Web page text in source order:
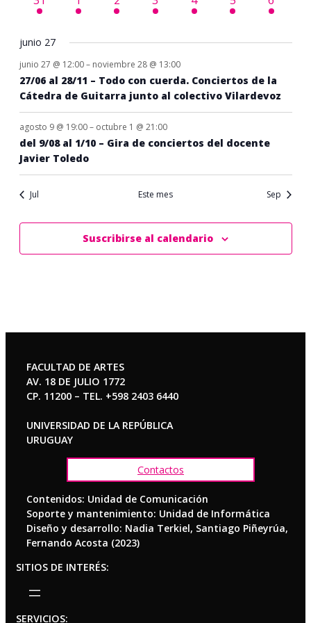
eventos eventoseventoseventoseventoseventoseventos
junio 27
junio 27 @ 12:00– noviembre 28 @ 13:00
27/06 al 28/11 – Todo con cuerda. Conciertos de la
Cátedra de Guitarra junto al colectivo Vilardevoz
agosto 9 @ 19:00– octubre 1 @ 21:00
del 9/08 al 1/10 – Gira de conciertos del docente
Javier Toledo
Jul Este mes Sep
Suscribirse al calendario
FACULTAD DE ARTES
AV. 18 DE JULIO 1772
CP. 11200 – TEL. +598 2403 6440
UNIVERSIDAD DE LA REPÚBLICA
URUGUAY
Contactos
Contenidos: Unidad de Comunicación
Soporte y mantenimiento: Unidad de Informática
Diseño y desarrollo: Nadia Terkiel, Santiago Piñeyrúa,
Fernando Acosta (2023)
SITIOS DE INTERÉS:
SERVICIOS: